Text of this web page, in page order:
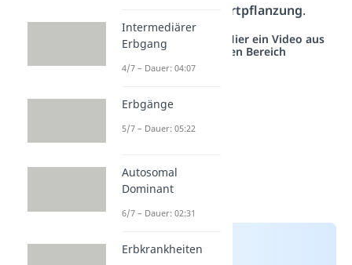
Rolle in der Fortpflanzung.
Studyflix vernetzt: Hier ein Video aus
einem anderen Bereich
Intermediärer
Erbgang
4/7 – Dauer: 04:07
Erbgänge
5/7 – Dauer: 05:22
Autosomal
Dominant
6/7 – Dauer: 02:31
Erbkrankheiten